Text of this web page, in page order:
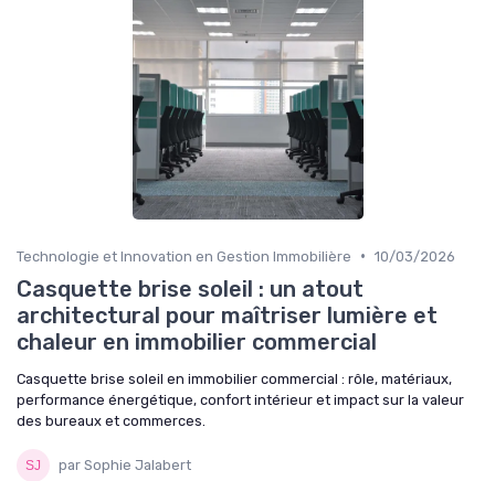
Technologie et Innovation en Gestion Immobilière • 10/03/2026
Casquette brise soleil : un atout
architectural pour maîtriser lumière et
chaleur en immobilier commercial
Casquette brise soleil en immobilier commercial : rôle, matériaux,
performance énergétique, confort intérieur et impact sur la valeur
des bureaux et commerces.
par Sophie Jalabert